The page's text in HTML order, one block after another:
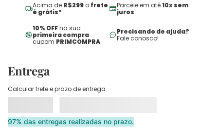
Acima de R$299 o frete
é grátis*
Parcele em até10x sem
juros
10% OFFna sua
primeira compra
cupom PRIMCOMPRA
Precisando de ajuda?
Fale conosco!
Entrega
Calcular frete e prazo de entrega
97% das entregas realizadas no prazo.